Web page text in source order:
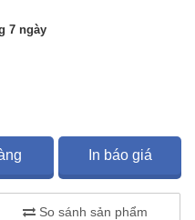
7 ngày
In báo giá
So sánh sản phẩm